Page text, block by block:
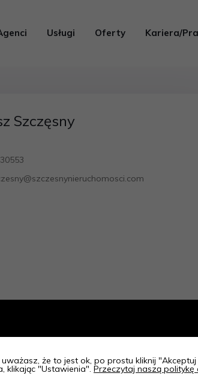
Usługi Oferty Kariera/
Szczęsny
uważasz, że to jest ok, po prostu kliknij
klikając "Ustawienia". Przeczytaj naszą politykę